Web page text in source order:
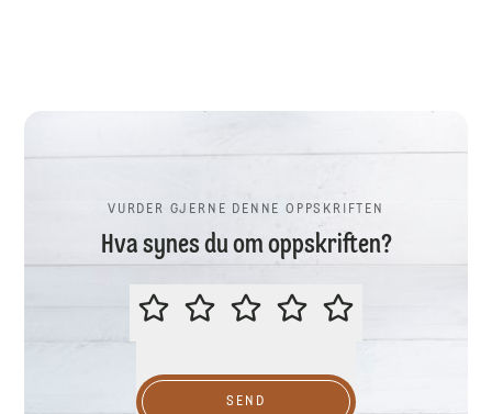
VURDER GJERNE DENNE OPPSKRIFTEN
Hva synes du om oppskriften?
VURDER GJERNE DENNE
SEND